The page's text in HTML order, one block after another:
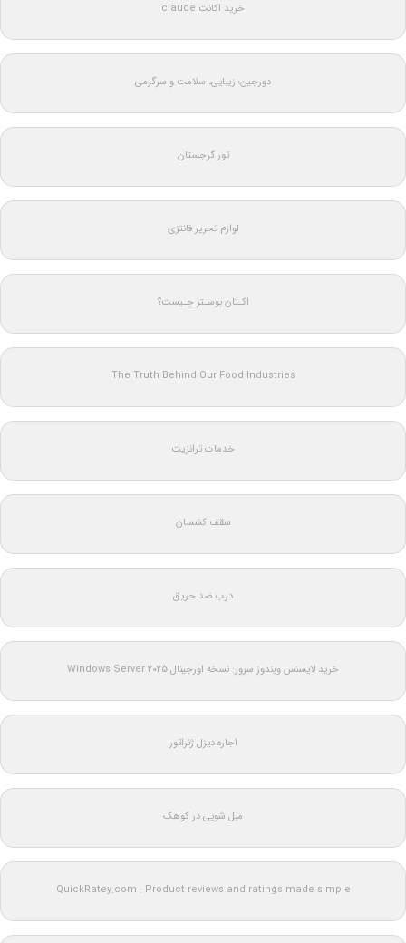
خرید اکانت claude
دورجین؛ زیبایی، سلامت و سرگرمی
تور گرجستان
لوازم تحریر فانتزی
اکـتان بوسـتر چـیست؟
The Truth Behind Our Food Industries
خدمات ترانزیت
سقف کشسان
درب ضد حریق
خرید لایسنس ویندوز سرور: نسخه اورجینال Windows Server 2025
اجاره دیزل ژنراتور
مبل شویی در کوهک
QuickRatey.com : Product reviews and ratings made simple